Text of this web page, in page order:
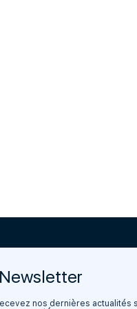
Newsletter
nos dernières actualités